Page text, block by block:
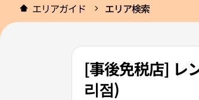
エリアガイド エリア検索
[事後免税店] レ
리점)